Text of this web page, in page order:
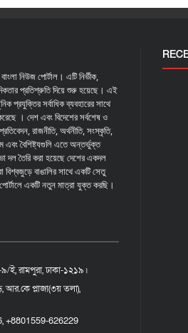
নিউজ পোর্টাল। এটি নির্ভীক,
প্রতিশ্রুতি দিয়ে শুরু হয়েছে। এই
প্রযুক্তির সর্বাধিক ব্যবহারের সাথে
। দেশ এবং বিদেশের সর্বশেষ ও
রাজনীতি, অর্থনীতি, সংস্কৃতি,
এবং বৈশিষ্ট্যগুলি এতে অন্তর্ভুক্ত
দল তৈরি করা হয়েছে দেশের একদল
বাঙালির সাথে একটি সেতু
একটি নতুন মাত্রা যুক্ত করছি।
ই, রামপুরা, ঢাকা-১২১৯।
প্লাজা(৩য় তলা),
+8801559-626229